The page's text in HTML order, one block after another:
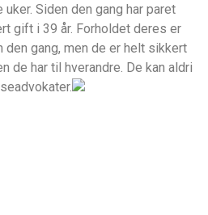
Siden den gang har paret
gift i 39 år. Forholdet deres er
gang, men de er helt sikkert
de har til hverandre. De kan aldri